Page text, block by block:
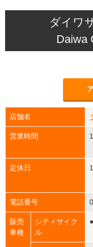
ダイワ
Daiwa
店舗名
営業時間
定休日
電話番号
販売
車種
シティサイク
ル
●